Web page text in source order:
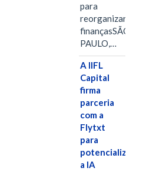
para
reorganizar as
finançasSÃO
PAULO,…
A IIFL
Capital
firma
parceria
com a
Flytxt
para
potencializar
a IA